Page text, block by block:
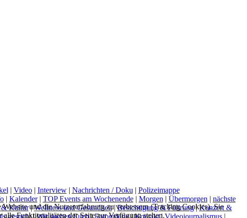
| Video| Interview| Nachrichten / Doku | Polizeimappe
| Kalender| TOP Events am Wochenende| Morgen | Übermorgen | nächste
Kultur|Wellness und Gesundheit|Besichtigung & Führung|Konzert &
gesucht|Wir suchen Euch|Fotogalerie|Kontakt|Videojournalismus|
und die Nutzererfahrung zu verbessern (Tracking Cookies). Sie
Funktionalitäten der Seite zur Verfügung stehen.